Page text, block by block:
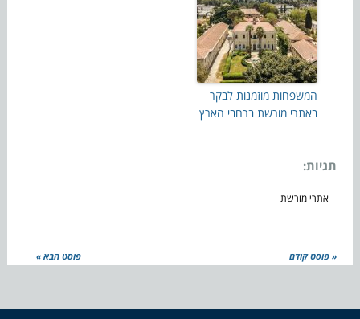
המשפחות מוזמנות לבקר
באתרי מורשת ברחבי הארץ
תגיות:
אתרי מורשת
« פוסט קודם פוסט הבא »